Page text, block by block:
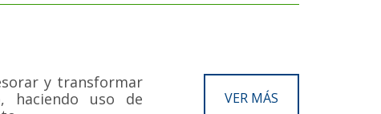
y transformar
haciendo uso de
VER MÁS